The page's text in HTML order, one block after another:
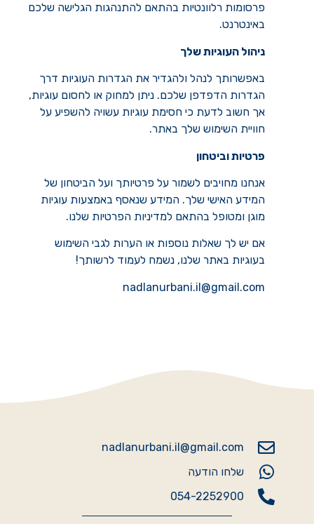
פרסומות רלוונטיות בהתאם להתנהגות הגלישה שלכם
באינטרנט.
ניהול העוגיות שלך
באפשרותך לנהל ולהגדיר את הגדרות העוגיות דרך
הגדרות הדפדפן שלכם. ניתן למחוק או לחסום עוגיות,
אך חשוב לדעת כי חסימת עוגיות עשויה להשפיע על
חוויית השימוש שלך באתר.
פרטיות וביטחון
אנחנו מחויבים לשמור על פרטיותך ועל הביטחון של
המידע האישי שלך. המידע שנאסף באמצעות עוגיות
מוגן ומטופל בהתאם למדיניות הפרטיות שלנו.
אם יש לך שאלות נוספות או הערות לגבי השימוש
בעוגיות באתר שלנו, נשמח לעמוד לרשותך!
nadlanurbani.il@gmail.com
nadlanurbani.il@gmail.com
שלחו הודעה
054-2252900